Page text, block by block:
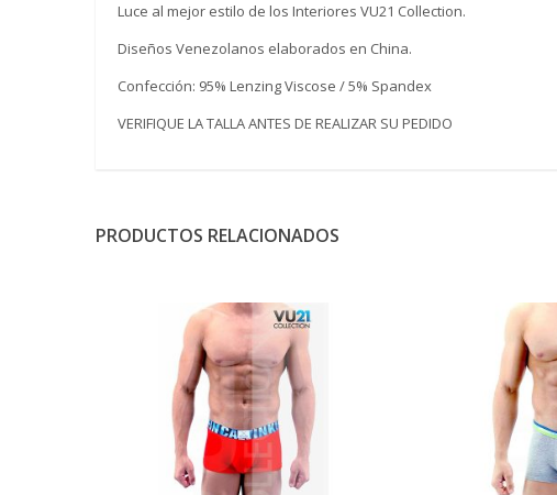
Luce al mejor estilo de los Interiores VU21 Collection.
Diseños Venezolanos elaborados en China.
Confección: 95% Lenzing Viscose / 5% Spandex
VERIFIQUE LA TALLA ANTES DE REALIZAR SU PEDIDO
PRODUCTOS RELACIONADOS